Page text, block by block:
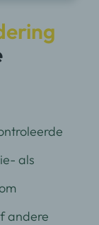
als
andere